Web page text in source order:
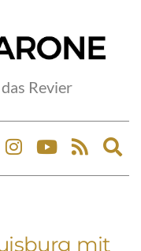
Revier
mit